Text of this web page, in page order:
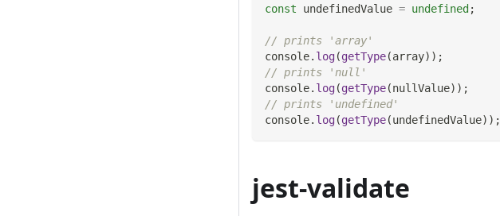
const undefinedValue = undefined ;
// prints 'array'
console. log(getType(array) ) ;
// prints 'null'
console. log(getType(nullValue) ) ;
// prints 'undefined'
console. log(getType(undefinedValue) ) ;
jest-validate